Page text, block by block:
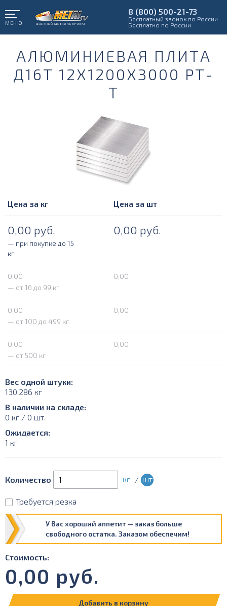
МЕНЮ
8 (800) 500-21-73
Бесплатный звонок по России
Бесплатно по России
АЛЮМИНИЕВАЯ ПЛИТА
Д16Т 12Х1200Х3000 РТ-
Т
Цена за кг Цена за шт
0,00 руб. 0,00 руб.
— при покупке до 15
кг
0,00
0,00
— от 16 до 99 кг
0,00
0,00
— от 100 до 499 кг
0,00
0,00
— от 500 кг
Вес одной штуки:
130.286 кг
В наличии на складе:
0 кг / 0 шт.
Ожидается:
1 кг
Количество кг / шт
Требуется резка
У Вас хороший аппетит — заказ больше
свободного остатка. Заказом обеспечим!
Стоимость:
0,00 руб.
Добавить в корзину